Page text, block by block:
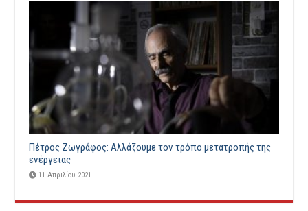
Πέτρος Ζωγράφος: Αλλάζουμε τον τρόπο μετατροπής της
ενέργειας
11 Απριλίου 2021